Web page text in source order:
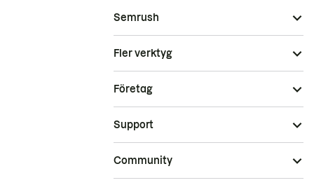
Semrush
Fler verktyg
Företag
Support
Community